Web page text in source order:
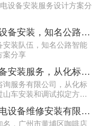
效率高且稳定海珠10kV配电房运行维护服务，减小问题可能性
设备安装服务设计方案分
广州市智能机电设备安装，知名公路智能机电设备安装计划方案分享
安装队伍，知名公路智能
案分享
从化机场机电设备安装服务，从化标准大型游乐设施和过山车安装和调试拟定方案分享
询服务有限公司，从化标
车安装和调试拟定方案
广州市黄埔区机电设备维修安装有限公司，广州市黄埔区咖啡店咖啡机和磨豆设备安装案例
名，广州市黄埔区咖啡店